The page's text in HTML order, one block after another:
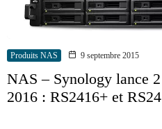
Produits NAS 9 septembre 2015
NAS – Synology lance
2016 : RS2416+ et